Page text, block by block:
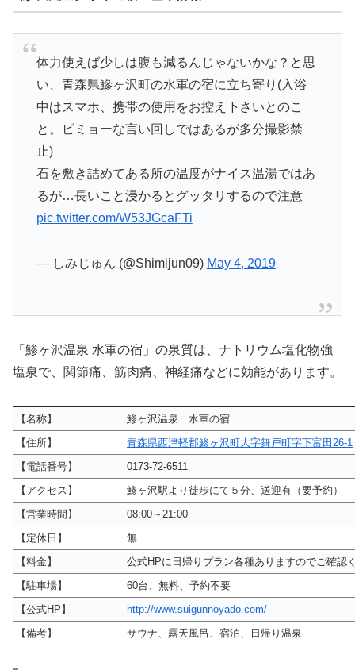
体力使えば少しは腹も減るんじゃないかな？と思
い、青森県鰺ヶ沢町の水軍の宿に立ち寄り(入浴
中はスマホ、携帯の使用をお控え下さいとのこ
と。ビミョーな言い回しではあるが多分撮影禁
止)
石を敷き詰めてある所の温度がナイス温湯ではあ
るが…長いこと浸かるとグッタリするので注意
pic.twitter.com/W53JGcaFTi
— しみじゅん (@Shimijun09) May 4, 2019
「鯵ヶ沢温泉 水軍の宿」の泉質は、ナトリウム塩化物強
塩泉で、関節痛、筋肉痛、神経痛などに効能があります。
【名称】
鯵ヶ沢温泉 水軍の宿
【住所】
青森県西津軽郡鯵ヶ沢町大字舞戸町字下富田26-1
【電話番号】
0173-72-6511
【アクセス】
鯵ヶ沢駅より徒歩にて５分、送迎有（要予約）
【営業時間】
08:00～21:00
【定休日】
無
【料金】
公式HPに日帰りプラン各種ありますのでご確認
【駐車場】
60台、無料、予約不要
【公式HP】
http://www.suigunnoyado.com/
【備考】
サウナ、露天風呂、宿泊、日帰り温泉